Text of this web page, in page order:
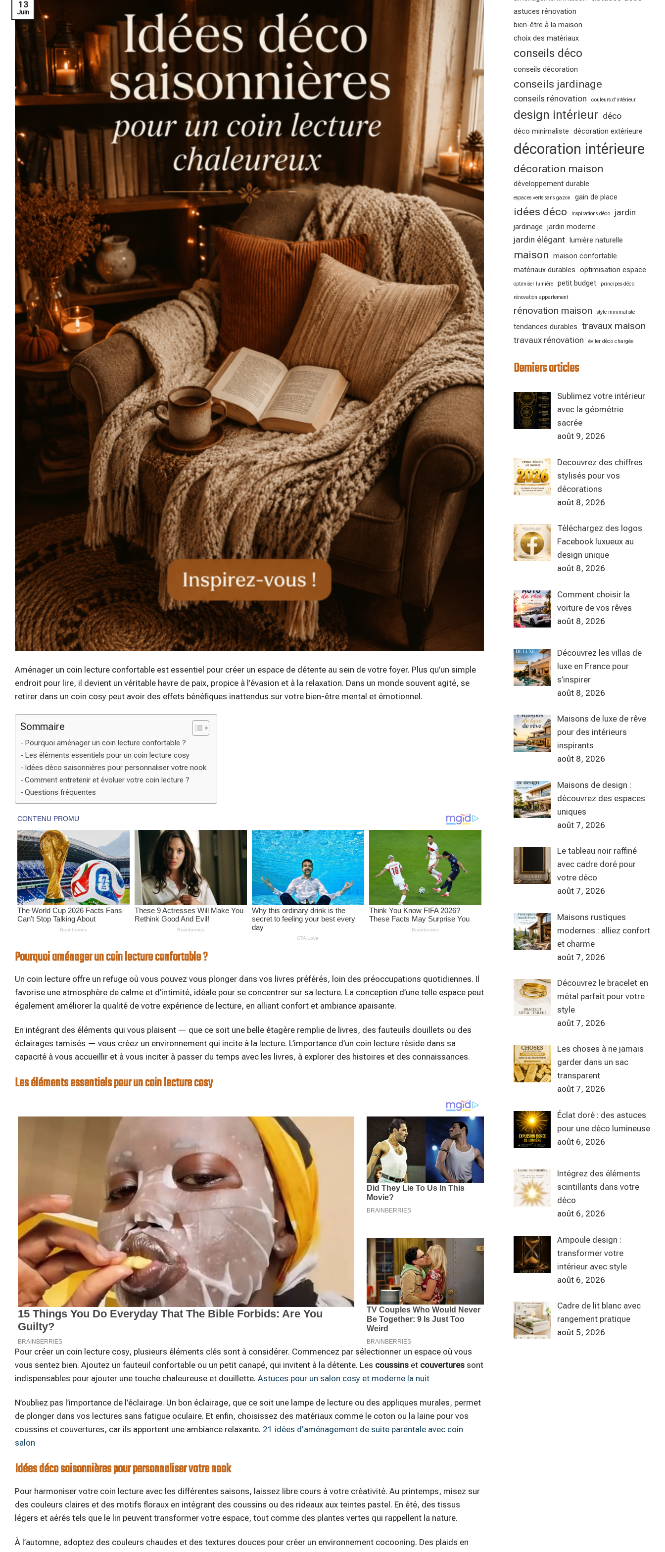
13
Juin
Aménager un coin lecture confortable est essentiel pour créer un espace de détente au sein de votre foyer. Plus qu’un simple
endroit pour lire, il devient un véritable havre de paix, propice à l’évasion et à la relaxation. Dans un monde souvent agité, se
retirer dans un coin cosy peut avoir des effets bénéfiques inattendus sur votre bien-être mental et émotionnel.
Sommaire
Pourquoi aménager un coin lecture confortable ?
Les éléments essentiels pour un coin lecture cosy
Idées déco saisonnières pour personnaliser votre nook
Comment entretenir et évoluer votre coin lecture ?
Questions fréquentes
Pourquoi aménager un coin lecture confortable ?
Un coin lecture offre un refuge où vous pouvez vous plonger dans vos livres préférés, loin des préoccupations quotidiennes. Il
favorise une atmosphère de calme et d’intimité, idéale pour se concentrer sur sa lecture. La conception d’une telle espace peut
également améliorer la qualité de votre expérience de lecture, en alliant confort et ambiance apaisante.
En intégrant des éléments qui vous plaisent — que ce soit une belle étagère remplie de livres, des fauteuils douillets ou des
éclairages tamisés — vous créez un environnement qui incite à la lecture. L’importance d’un coin lecture réside dans sa
capacité à vous accueillir et à vous inciter à passer du temps avec les livres, à explorer des histoires et des connaissances.
Les éléments essentiels pour un coin lecture cosy
Pour créer un coin lecture cosy, plusieurs éléments clés sont à considérer. Commencez par sélectionner un espace où vous
vous sentez bien. Ajoutez un fauteuil confortable ou un petit canapé, qui invitent à la détente. Les coussins et couvertures sont
indispensables pour ajouter une touche chaleureuse et douillette. Astuces pour un salon cosy et moderne la nuit
N’oubliez pas l’importance de l’éclairage. Un bon éclairage, que ce soit une lampe de lecture ou des appliques murales, permet
de plonger dans vos lectures sans fatigue oculaire. Et enfin, choisissez des matériaux comme le coton ou la laine pour vos
coussins et couvertures, car ils apportent une ambiance relaxante. 21 idées d'aménagement de suite parentale avec coin
salon
Idées déco saisonnières pour personnaliser votre nook
Pour harmoniser votre coin lecture avec les différentes saisons, laissez libre cours à votre créativité. Au printemps, misez sur
des couleurs claires et des motifs floraux en intégrant des coussins ou des rideaux aux teintes pastel. En été, des tissus
légers et aérés tels que le lin peuvent transformer votre espace, tout comme des plantes vertes qui rappellent la nature.
À l’automne, adoptez des couleurs chaudes et des textures douces pour créer un environnement cocooning. Des plaids en
astuces rénovation
bien-être à la maison
choix des matériaux
conseils déco
conseils décoration
conseils jardinage
conseils rénovation couleurs d'intérieur
design intérieur déco
déco minimaliste décoration extérieure
décoration intérieure
décoration maison
développement durable
espaces verts sans gazon gain de place
idées déco inspirations déco jardin
jardinage jardin moderne
jardin élégant lumière naturelle
maison maison confortable
matériaux durables optimisation espace
optimiser lumière petit budget principes déco
rénovation appartement
rénovation maison style minimaliste
tendances durables travaux maison
travaux rénovation éviter déco chargée
Derniers articles
Sublimez votre intérieur
avec la géométrie
sacrée
août 9, 2026
Decouvrez des chiffres
stylisés pour vos
décorations
août 8, 2026
Téléchargez des logos
Facebook luxueux au
design unique
août 8, 2026
Comment choisir la
voiture de vos rêves
août 8, 2026
Découvrez les villas de
luxe en France pour
s’inspirer
août 8, 2026
Maisons de luxe de rêve
pour des intérieurs
inspirants
août 8, 2026
Maisons de design :
découvrez des espaces
uniques
août 7, 2026
Le tableau noir raffiné
avec cadre doré pour
votre déco
août 7, 2026
Maisons rustiques
modernes : alliez confort
et charme
août 7, 2026
Découvrez le bracelet en
métal parfait pour votre
style
août 7, 2026
Les choses à ne jamais
garder dans un sac
transparent
août 7, 2026
Éclat doré : des astuces
pour une déco lumineuse
août 6, 2026
Intégrez des éléments
scintillants dans votre
déco
août 6, 2026
Ampoule design :
transformer votre
intérieur avec style
août 6, 2026
Cadre de lit blanc avec
rangement pratique
août 5, 2026